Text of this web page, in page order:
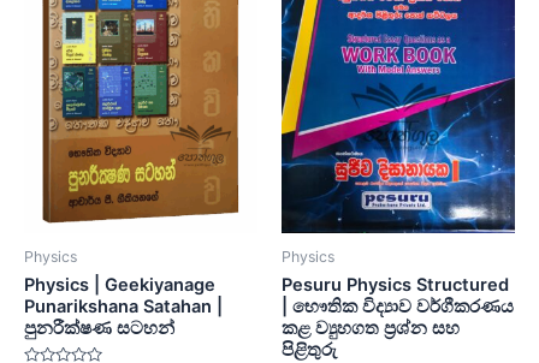
Physics
Physics | Geekiyanage
Punarikshana Satahan |
පුනරීක්ෂණ සටහන්
Physics
Pesuru Physics Structured
| භෞතික විද්‍යාව වර්ගීකරණය
කළ ව්‍යුහගත ප්‍රශ්න සහ
පිළිතුරු